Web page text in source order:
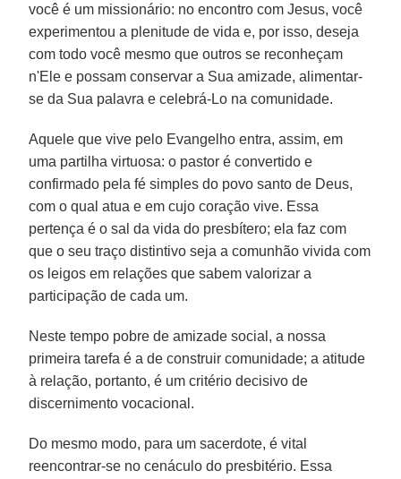
você é um missionário: no encontro com Jesus, você
experimentou a plenitude de vida e, por isso, deseja
com todo você mesmo que outros se reconheçam
n'Ele e possam conservar a Sua amizade, alimentar-
se da Sua palavra e celebrá-Lo na comunidade.
Aquele que vive pelo Evangelho entra, assim, em
uma partilha virtuosa: o pastor é convertido e
confirmado pela fé simples do povo santo de Deus,
com o qual atua e em cujo coração vive. Essa
pertença é o sal da vida do presbítero; ela faz com
que o seu traço distintivo seja a comunhão vivida com
os leigos em relações que sabem valorizar a
participação de cada um.
Neste tempo pobre de amizade social, a nossa
primeira tarefa é a de construir comunidade; a atitude
à relação, portanto, é um critério decisivo de
discernimento vocacional.
Do mesmo modo, para um sacerdote, é vital
reencontrar-se no cenáculo do presbitério. Essa